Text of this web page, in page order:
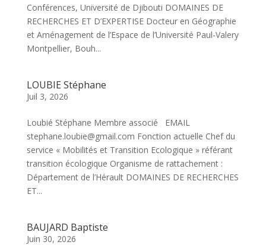
Conférences, Université de Djibouti DOMAINES DE
RECHERCHES ET D’EXPERTISE Docteur en Géographie
et Aménagement de l’Espace de l’Université Paul-Valery
Montpellier, Bouh...
LOUBIE Stéphane
Juil 3, 2026
Loubié Stéphane Membre associé EMAIL
stephane.loubie@gmail.com Fonction actuelle Chef du
service « Mobilités et Transition Ecologique » référant
transition écologique Organisme de rattachement :
Département de l’Hérault DOMAINES DE RECHERCHES
ET...
BAUJARD Baptiste
Juin 30, 2026